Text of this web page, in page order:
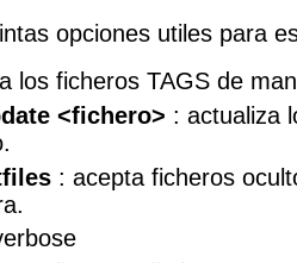
opciones utiles para
los ficheros TAGS de
<fichero> : actualiza
: acepta ficheros